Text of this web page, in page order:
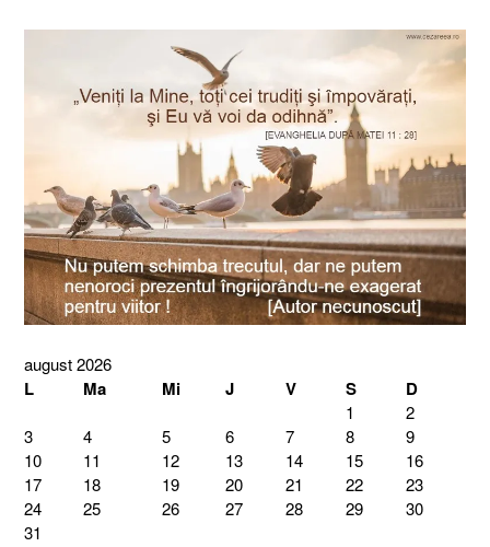
august 2026
L Ma Mi J V S D
1
2
3
4 5 6 7 8
9
10
11 12 13 14 15
16
17
18 19 20 21 22
23
24
25 26 27 28 29
30
31